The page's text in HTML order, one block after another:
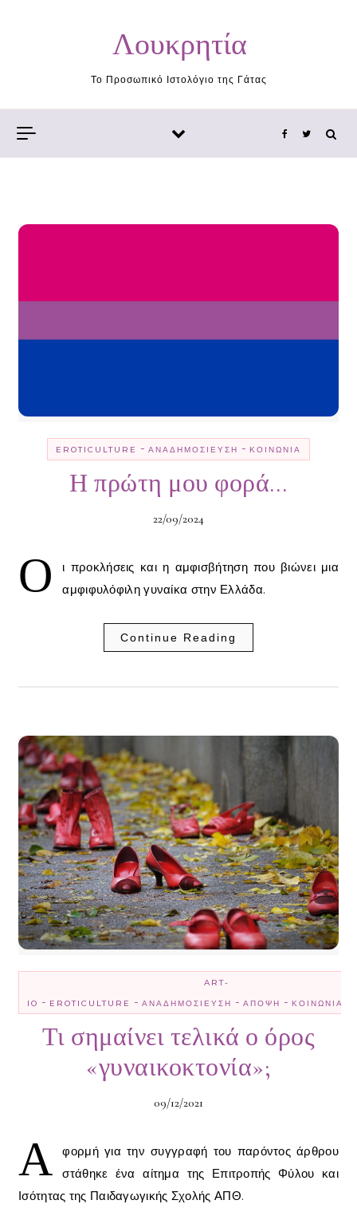
Λουκρητία
Το Προσωπικό Ιστολόγιο της Γάτας
EROTICULTURE - ΑΝΑΔΗΜΟΣΊΕΥΣΗ - ΚΟΙΝΩΝΊΑ
Η πρώτη μου φορά…
22/09/2024
Ο
ι προκλήσεις και η αμφισβήτηση που βιώνει μια
αμφιφυλόφιλη γυναίκα στην Ελλάδα.
Continue Reading
ART-
IO - EROTICULTURE - ΑΝΑΔΗΜΟΣΊΕΥΣΗ - ΆΠΟΨΗ - ΚΟΙΝΩΝΊΑ
Τι σημαίνει τελικά ο όρος
«γυναικοκτονία»;
09/12/2021
Α
φορμή για την συγγραφή του παρόντος άρθρου
στάθηκε ένα αίτημα της Επιτροπής Φύλου και
Ισότητας της Παιδαγωγικής Σχολής ΑΠΘ.